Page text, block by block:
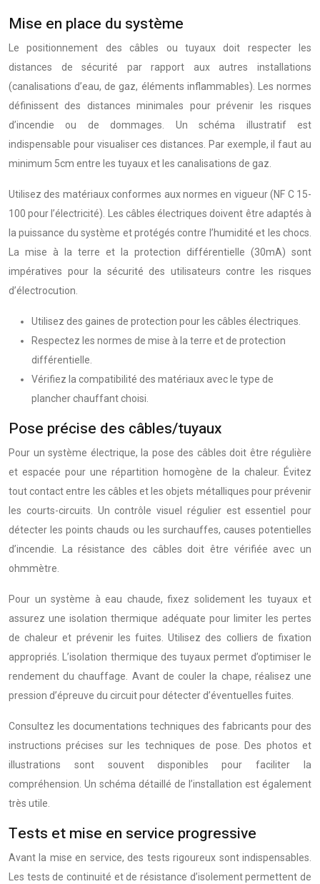
Mise en place du système
Le positionnement des câbles ou tuyaux doit respecter les
distances de sécurité par rapport aux autres installations
(canalisations d’eau, de gaz, éléments inflammables). Les normes
définissent des distances minimales pour prévenir les risques
d’incendie ou de dommages. Un schéma illustratif est
indispensable pour visualiser ces distances. Par exemple, il faut au
minimum 5cm entre les tuyaux et les canalisations de gaz.
Utilisez des matériaux conformes aux normes en vigueur (NF C 15-
100 pour l’électricité). Les câbles électriques doivent être adaptés à
la puissance du système et protégés contre l’humidité et les chocs.
La mise à la terre et la protection différentielle (30mA) sont
impératives pour la sécurité des utilisateurs contre les risques
d’électrocution.
Utilisez des gaines de protection pour les câbles électriques.
Respectez les normes de mise à la terre et de protection
différentielle.
Vérifiez la compatibilité des matériaux avec le type de
plancher chauffant choisi.
Pose précise des câbles/tuyaux
Pour un système électrique, la pose des câbles doit être régulière
et espacée pour une répartition homogène de la chaleur. Évitez
tout contact entre les câbles et les objets métalliques pour prévenir
les courts-circuits. Un contrôle visuel régulier est essentiel pour
détecter les points chauds ou les surchauffes, causes potentielles
d’incendie. La résistance des câbles doit être vérifiée avec un
ohmmètre.
Pour un système à eau chaude, fixez solidement les tuyaux et
assurez une isolation thermique adéquate pour limiter les pertes
de chaleur et prévenir les fuites. Utilisez des colliers de fixation
appropriés. L’isolation thermique des tuyaux permet d’optimiser le
rendement du chauffage. Avant de couler la chape, réalisez une
pression d’épreuve du circuit pour détecter d’éventuelles fuites.
Consultez les documentations techniques des fabricants pour des
instructions précises sur les techniques de pose. Des photos et
illustrations sont souvent disponibles pour faciliter la
compréhension. Un schéma détaillé de l’installation est également
très utile.
Tests et mise en service progressive
Avant la mise en service, des tests rigoureux sont indispensables.
Les tests de continuité et de résistance d’isolement permettent de